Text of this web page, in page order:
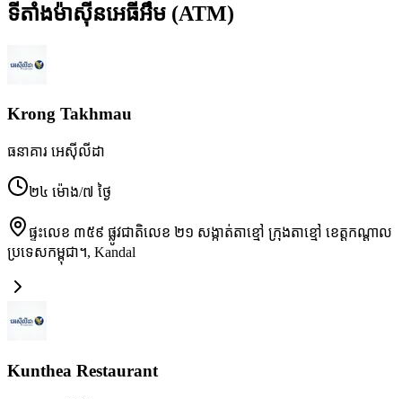
ទីតាំងម៉ាស៊ីនអេធីអឹម (ATM)
Krong Takhmau
ធនាគារ អេស៊ីលីដា
២៤ ម៉ោង/៧ ថ្ងៃ
ផ្ទះលេខ ៣៥៩ ផ្លូវជាតិលេខ ២១ សង្កាត់តាខ្មៅ ក្រុងតាខ្មៅ ខេត្តកណ្តាល
ប្រទេសកម្ពុជា។, Kandal
Kunthea Restaurant